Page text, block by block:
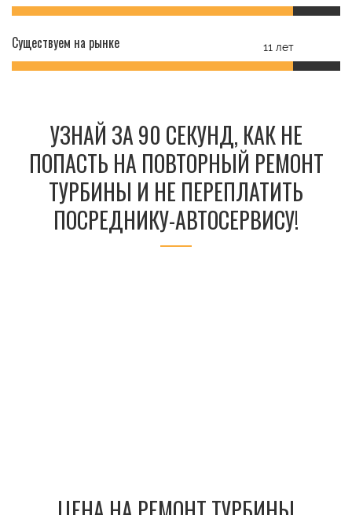
Существуем на рынке 11 лет
УЗНАЙ ЗА 90 СЕКУНД, КАК НЕ
ПОПАСТЬ НА ПОВТОРНЫЙ РЕМОНТ
ТУРБИНЫ И НЕ ПЕРЕПЛАТИТЬ
ПОСРЕДНИКУ-АВТОСЕРВИСУ!